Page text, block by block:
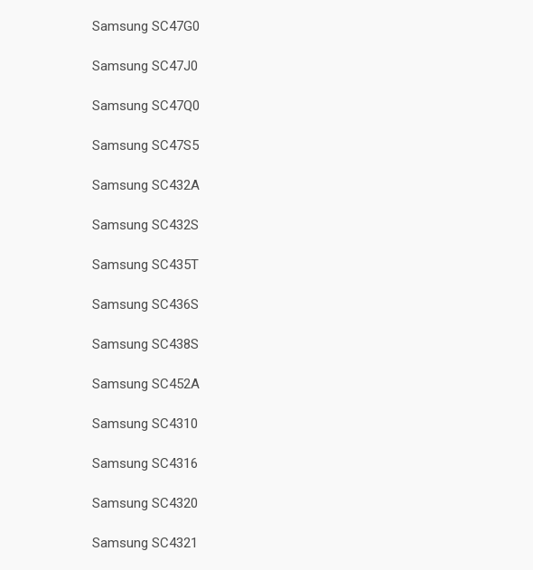
Samsung SC47G0
Samsung SC47J0
Samsung SC47Q0
Samsung SC47S5
Samsung SC432A
Samsung SC432S
Samsung SC435T
Samsung SC436S
Samsung SC438S
Samsung SC452A
Samsung SC4310
Samsung SC4316
Samsung SC4320
Samsung SC4321